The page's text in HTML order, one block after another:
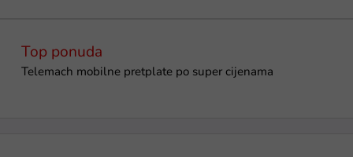
Top ponuda
Telemach mobilne pretplate po super cijenama